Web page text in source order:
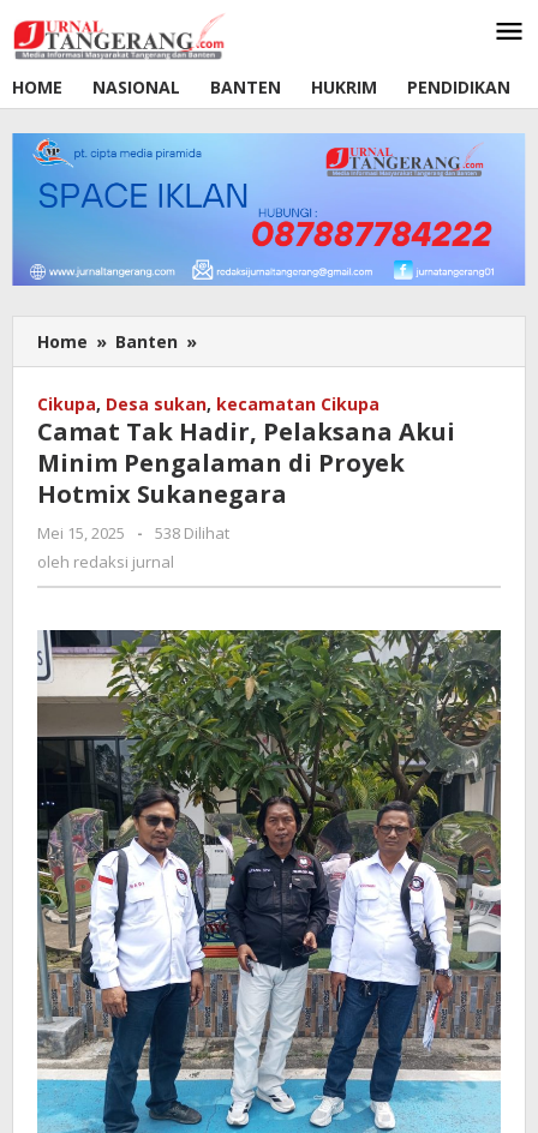
ke
konten
HOME
NASIONAL BANTEN HUKRIM PENDIDIKAN
Home » Banten »
Tak
Pelaksana
Akui
Minim
Pengalaman
Proyek
Sukanegara
Cikupa, Desa sukan, kecamatan Cikupa
Camat Tak Hadir, Pelaksana Akui
Minim Pengalaman di Proyek
Hotmix Sukanegara
Mei 15, 2025
oleh
redaksi
-
538 Dilihat
oleh redaksi jurnal